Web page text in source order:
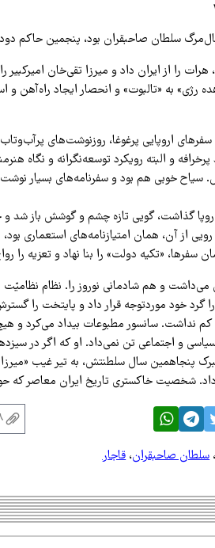
سلطان صاحبقران بود، پنجمین حاکم
را از ایران داد و میرزا تقی‌خان امیرکبیر
رژی» به «تالبوت» و انحصار ایجاد راه‌آهن
سفرهای اروپایی پرغوغا، روزنوشت‌های
و البته رویکرد توسعه‌نگرانه و نگاه
خوبی هم بود و سفرنامه‌های بسیار
گذاشت، گویی تازه چشم و گوشش باز شد و
از آن، همان امتیازنامه‌های استعماری
سفرها، «تکیه دولت» را بنا نهاد و تعزیه را
و هم شادمانی نوروز را. نظام نظامیّت
گرد خود موردتوجه قرار داد و پایتخت را
کم نداشت. سانسور مطبوعات بیداد می‌کرد و
پنجاهمین سال سلطنتش، به تیر غیب «میرزا
شخصیت خاکستری تاریخ ایران معاصر که
سلطان صاحبقران،قاجار